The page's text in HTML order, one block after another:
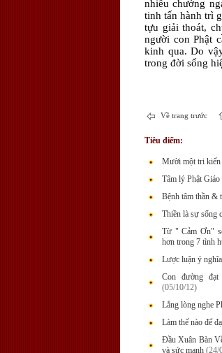
nhiều chướng
tinh tấn hành trì
tựu giải thoát,
người con Phật
kinh qua. Do
trong đời sống
Về trang trước
Tiêu điểm:
Mười một tri kiến
Tâm lý Phật
Bệnh tâm thần &
Thiền là sự sống
Từ " Cảm Ơn"
hơn trong 7 tình
Lược luận ý
Con đường
(05/10/12)
Lắng lòng nghe
Làm thế nào để
Đầu Xuân Bàn
và sức mạnh (24/